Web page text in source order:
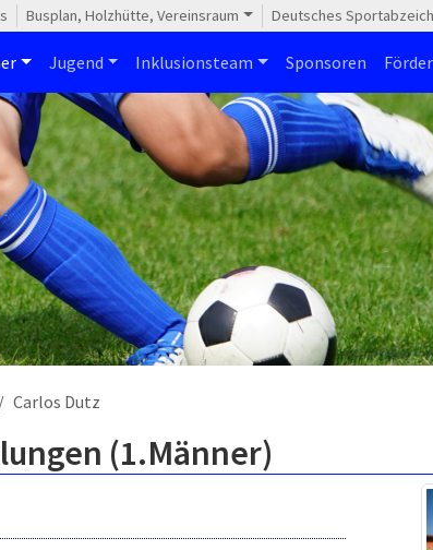
Busplan, Holzhütte, Vereinsraum Deutsches
Jugend Inklusionsteam Sponsoren
Carlos Dutz
(1.Männer)